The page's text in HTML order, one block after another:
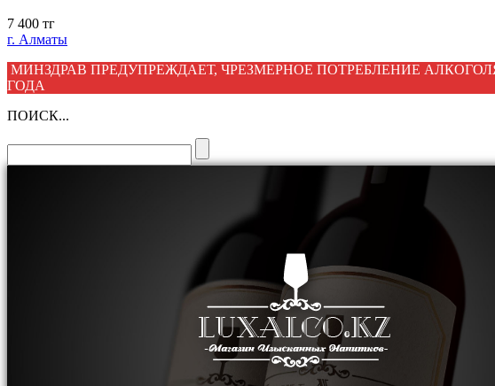
7 400 тг
г. Алматы
МИНЗДРАВ ПРЕДУПРЕЖДАЕТ, ЧРЕЗМЕРНОЕ ПОТРЕБЛЕНИЕ
ГОДА
ПОИСК...